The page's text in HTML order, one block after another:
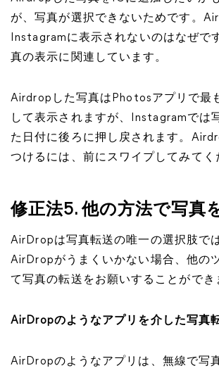
が、写真が選択できないためです。
Instagramに表示されないのはなぜで
真の表示に関連しています。
Airdropした写真はPhotosアプリで最
して表示されますが、Instagramでは
た日付に後ろに押し戻されます。
つけるには、前にスワイプしてみてく
修正法5. 他の方法で写真
AirDropは写真転送の唯一の選択肢で
AirDropがうまくいかない場合、他の
て写真の転送をお願いすることができ
AirDropのようなアプリを介した写真
AirDropのようなアプリは、無線で写